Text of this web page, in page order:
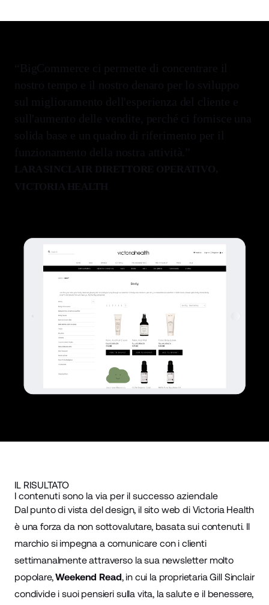
“BigCommerce ci permette di concentrare il
nostro tempo e il nostro denaro per lo sviluppo
sul miglioramento dell'esperienza del cliente e
sull'aumento delle vendite, perché ci fornisce una
solida base e un quadro di riferimento per il
funzionamento della nostra attività.”
LARA SINCLAIR DIRETTORE OPERATIVO,
VICTORIA HEALTH
IL RISULTATO
I contenuti sono la via per il successo aziendale
Dal punto di vista del design, il sito web di Victoria Health
è una forza da non sottovalutare, basata sui contenuti. Il
marchio si impegna a comunicare con i clienti
settimanalmente attraverso la sua newsletter molto
popolare,Weekend Read, in cui la proprietaria Gill Sinclair
condivide i suoi pensieri sulla vita, la salute e il benessere,